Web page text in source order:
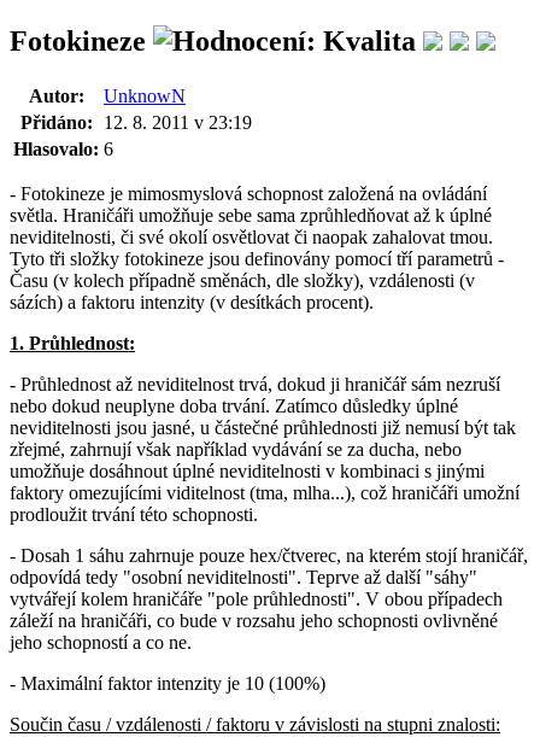
Fotokineze
Autor:
UnknowN
Přidáno:
12. 8. 2011 v 23:19
Hlasovalo: 6
- Fotokineze je mimosmyslová schopnost založená na ovládání
světla. Hraničáři umožňuje sebe sama zprůhledňovat až k úplné
neviditelnosti, či své okolí osvětlovat či naopak zahalovat tmou.
Tyto tři složky fotokineze jsou definovány pomocí tří parametrů -
Času (v kolech případně směnách, dle složky), vzdálenosti (v
sázích) a faktoru intenzity (v desítkách procent).
1. Průhlednost:
- Průhlednost až neviditelnost trvá, dokud ji hraničář sám nezruší
nebo dokud neuplyne doba trvání. Zatímco důsledky úplné
neviditelnosti jsou jasné, u částečné průhlednosti již nemusí být tak
zřejmé, zahrnují však například vydávání se za ducha, nebo
umožňuje dosáhnout úplné neviditelnosti v kombinaci s jinými
faktory omezujícími viditelnost (tma, mlha...), což hraničáři umožní
prodloužit trvání této schopnosti.
- Dosah 1 sáhu zahrnuje pouze hex/čtverec, na kterém stojí hraničář,
odpovídá tedy "osobní neviditelnosti". Teprve až další "sáhy"
vytvářejí kolem hraničáře "pole průhlednosti". V obou případech
záleží na hraničáři, co bude v rozsahu jeho schopnosti ovlivněné
jeho schopností a co ne.
- Maximální faktor intenzity je 10 (100%)
Součin času / vzdálenosti / faktoru v závislosti na stupni znalosti: